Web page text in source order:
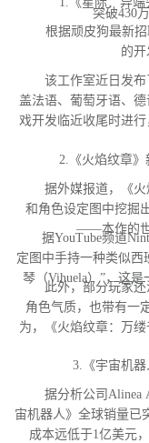
突破430
根据顽皮狗最新招
的开
该工作室近日发布
盖法语、葡萄牙语、
戏开发临近收尾时进
2.《火焰纹章》
据外媒报道，《火
和角色设定图中挖掘
——本作的世
据YouTube频道
定图中手持一种类似西
琴（Vihuela）”，这
此外，部分玩家还
角色气质，也带有一
为，《火焰纹章：万
3.《宇宙机器
据分析公司Alinea
宙机器人》全球销量已
成本远低于1亿美元